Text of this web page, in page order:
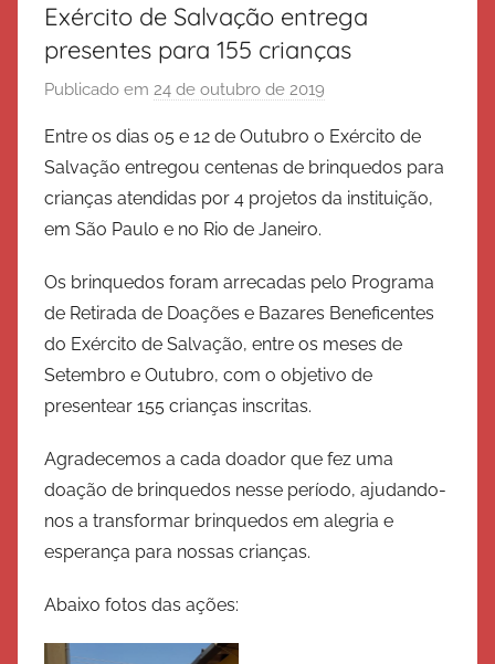
Exército de Salvação entrega
presentes para 155 crianças
Publicado em 24 de outubro de 2019
E
x
c
t
o
S
a
l
Entre os dias 05 e 12 de Outubro o Exército de
Salvação entregou centenas de brinquedos para
crianças atendidas por 4 projetos da instituição,
em São Paulo e no Rio de Janeiro.
Os brinquedos foram arrecadas pelo Programa
de Retirada de Doações e Bazares Beneficentes
do Exército de Salvação, entre os meses de
Setembro e Outubro, com o objetivo de
presentear 155 crianças inscritas.
Agradecemos a cada doador que fez uma
doação de brinquedos nesse período, ajudando-
nos a transformar brinquedos em alegria e
esperança para nossas crianças.
Abaixo fotos das ações: